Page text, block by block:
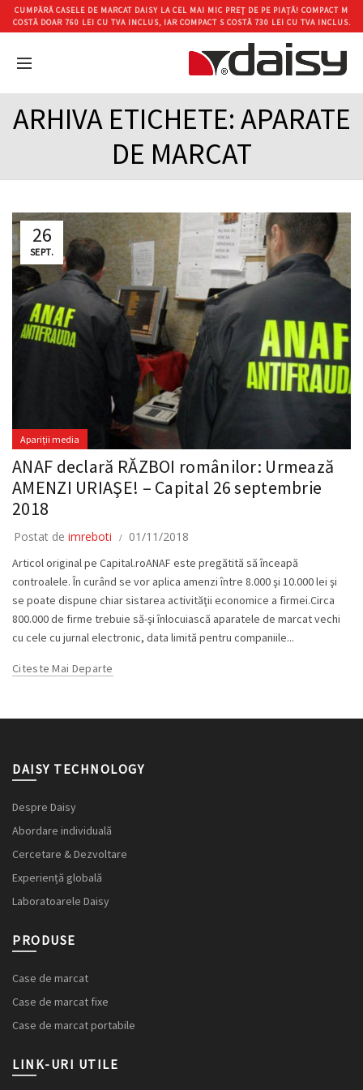
ARHIVA ETICHETE: APARATE
DE MARCAT
26
SEPT.
Apariții media
ANAF declară RĂZBOI românilor: Urmează
AMENZI URIAŞE! – Capital 26 septembrie
2018
Postat de imreboti 01/11/2018
Articol original pe Capital.roANAF este pregătită să înceapă
controalele. În curând se vor aplica amenzi între 8.000 şi 10.000 lei şi
se poate dispune chiar sistarea activităţii economice a firmei.Circa
800.000 de firme trebuie să-şi înlocuiască aparatele de marcat vechi
cu cele cu jurnal electronic, data limită pentru companiile...
Citeste Mai Departe
DAISY TECHNOLOGY
Despre Daisy
Abordare individuală
Cercetare & Dezvoltare
Experiență globală
Laboratoarele Daisy
PRODUSE
Case de marcat
Case de marcat fixe
Case de marcat portabile
LINK-URI UTILE
CUMPĂRĂ CASELE DE MARCAT DAISY LA CEL MAI MIC PREȚ DE PE PIAȚĂ! COMPACT M
COSTĂ DOAR 760 LEI CU TVA INCLUS, IAR COMPACT S COSTĂ 730 LEI CU TVA INCLUS.